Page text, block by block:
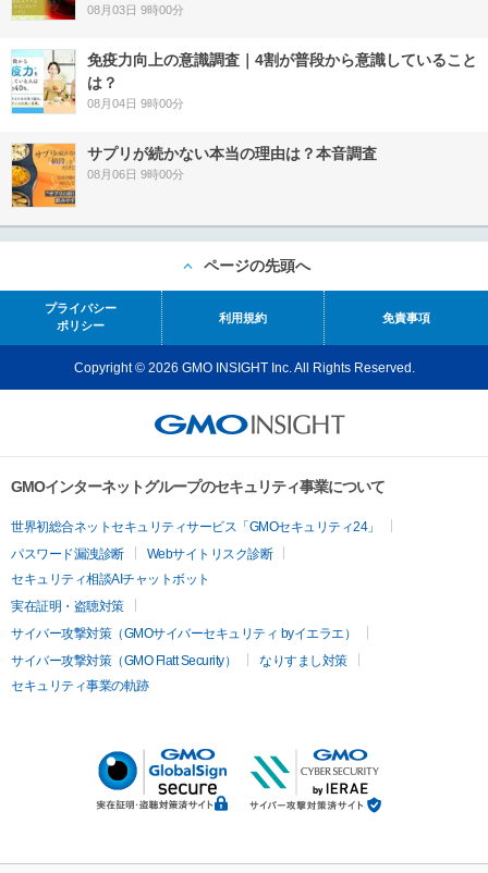
08月03日 9時00分
免疫力向上の意識調査｜4割が普段から意識していること
は？
08月04日 9時00分
サプリが続かない本当の理由は？本音調査
08月06日 9時00分
ページの先頭へ
プライバシー
ポリシー
利用規約 免責事項
Copyright © 2026 GMO INSIGHT Inc. All Rights Reserved.
GMOインターネットグループのセキュリティ事業について
世界初総合ネットセキュリティサービス「GMOセキュリティ24」
パスワード漏洩診断
Webサイトリスク診断
セキュリティ相談AIチャットボット
実在証明・盗聴対策
サイバー攻撃対策（GMOサイバーセキュリティ byイエラエ）
サイバー攻撃対策（GMO Flatt Security）
なりすまし対策
セキュリティ事業の軌跡